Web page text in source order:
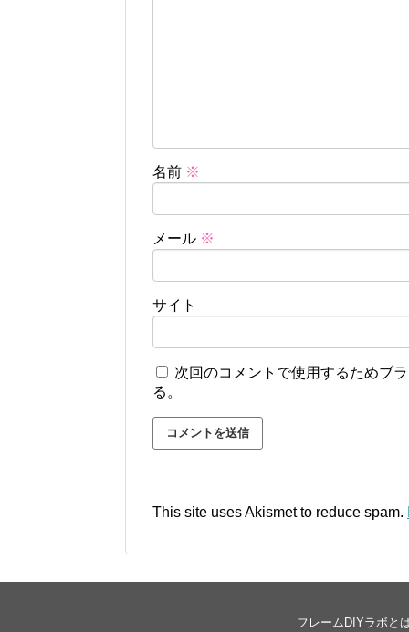
名前 ※
メール ※
サイト
次回のコメントで使用するためブ
る。
This site uses Akismet to reduce spam.
フレームDIYラボと